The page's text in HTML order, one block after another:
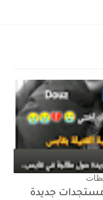
مستجدات جديدة